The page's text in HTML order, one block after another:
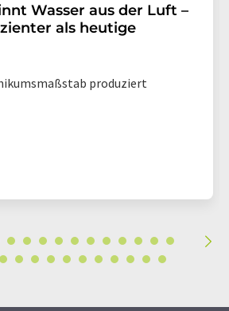
Wasser aus der Luft –
als heutige
produziert